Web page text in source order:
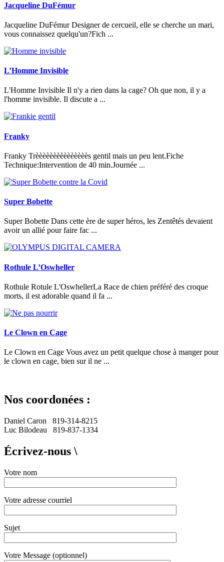
Jacqueline DuFémur
Jacqueline DuFémur Designer de cercueil, elle se cherche un mari,
vous connaissez quelqu'un?Fich ...
L’Homme Invisible
L'Homme Invisible Il n'y a rien dans la cage? Oh que non, il y a
l'homme invisible. Il discute a ...
Franky
Franky Trèèèèèèèèèèèèèèès gentil mais un peu lent.Fiche
Technique:Intervention de 40 min.Journée ...
Super Bobette
Super Bobette Dans cette ère de super héros, les Zentêtés devaient
avoir un allié pour faire fac ...
Rothule L’Oswheller
Rothule Rotule L'OswhellerLa Race de chien préféré des croque
morts, il est adorable quand il fa ...
Le Clown en Cage
Le Clown en Cage Vous avez un petit quelque chose à manger pour
le clown en cage, bien sur il ne ...
Nos coordonées :
Daniel Caron 819-314-8215
Luc Bilodeau 819-837-1334
Écrivez-nous \
Votre nom
Votre adresse courriel
Sujet
Votre Message (optionnel)